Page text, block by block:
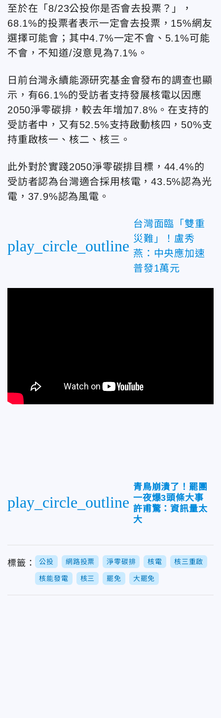
至於在「8/23公投你是否會去投票？」，
68.1%的投票者表示一定會去投票，15%網友
選擇可能會；其中4.7%一定不會、5.1%可能
不會，不知道/沒意見為7.1%。
日前台灣永續能源研究基金會發布的調查也顯
示，有66.1%的受訪者支持發展核電以因應
2050淨零碳排，較去年增加7.8%。在支持的
受訪者中，又有52.5%支持啟動核四，50%支
持重啟核一、核二、核三。
此外對於實踐2050淨零碳排目標，44.4%的
受訪者認為台灣適合採用核電，43.5%認為光
電，37.9%認為風電。
play_circle_outline
台灣面臨「雙重
災難」！盧秀
燕：中央應加速
普發1萬元
play_circle_outline
青鳥崩潰了！罷團
一夜爆3頭條大事
許甫驚：資訊量太
大
標籤： 公投 網路投票 淨零碳排 核電 核三重啟
核能發電 核三 罷免 大罷免